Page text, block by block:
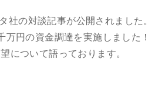
社の対談記事が公開されました。
円の資金調達を実施しました！
について語っております。